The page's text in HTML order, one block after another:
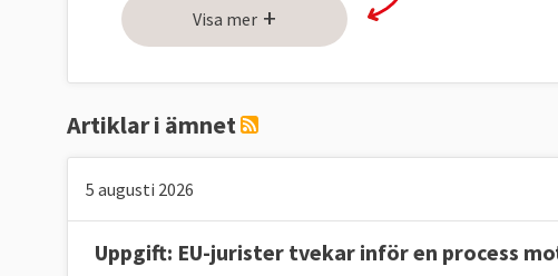
Visa mer +
Artiklar i ämnet
5 augusti 2026
Uppgift: EU-jurister tvekar inför en process